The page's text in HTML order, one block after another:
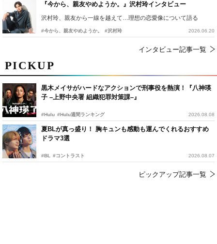
PICKUP
黒木メイサがハードなアクションで刑事役を熱演！『八神瑛
子 –上野中央署 組織犯罪対策課–』
#Hulu #Hulu週間ランキング 2026.08.08
夏BLが真っ盛り！ 胸キュンも感動も運んでくれるおすすめ
ドラマ3選
#BL #コントラスト 2026.08.07
ピックアップ記事一覧
『今から、親友やめようか。』沢村玲インタビュー
沢村玲、親友から一線を越えて…理想の恋愛像について語る
#今から、親友やめようか。 #沢村玲 2026.06.20
インタビュー記事一覧